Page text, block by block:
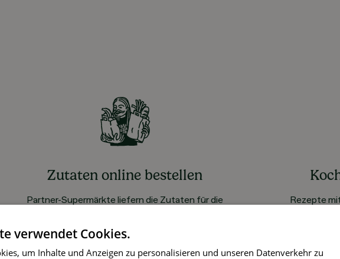
Zutaten online bestellen
Partner-Supermärkte liefern die Zutaten für die
Rezepte
verwendet Cookies.
um Inhalte und Anzeigen zu personalisieren und unseren Datenverkehr zu